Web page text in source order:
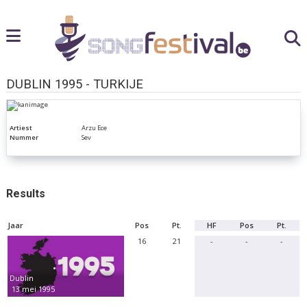
DUBLIN 1995 - TURKIJE
Artiest
Arzu Ece
Nummer
Sev
Results
Jaar Pos Pt. HF Pos Pt.
Dublin
13 mei 1995
16 21 - - -